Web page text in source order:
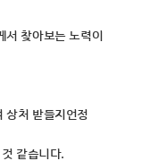
서 찾아보는 노력이
상처 받들지언정
같습니다.